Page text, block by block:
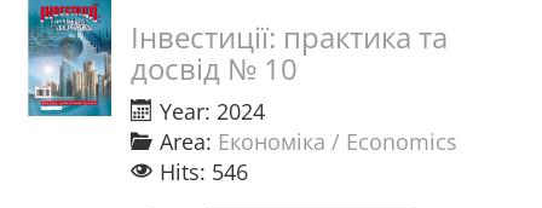
Інвестиції: практика та
досвід № 10
Year: 2024
Area: Економіка / Economics
Hits: 546